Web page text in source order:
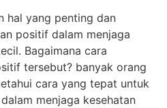
hal yang penting dan
positif dalam menjaga
Bagaimana cara
tersebut? banyak orang
cara yang tepat untuk
menjaga kesehatan